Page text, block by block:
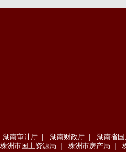
湖南审计厅 | 湖南财政厅 |
湖南省
株洲市国土资源局
| 株洲市房产局 |